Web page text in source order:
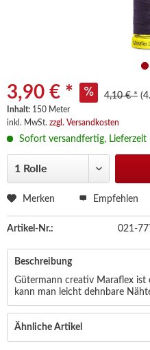
3,90 € * 4,10 € *
Inhalt: 150 Meter
inkl. MwSt. zzgl. Versandkosten
Sofort versandfertig, Lieferzeit
Merken Empfehlen
Artikel-Nr.: 021-
Beschreibung
Gütermann creativ Maraflex ist
kann man leicht dehnbare
Ähnliche Artikel